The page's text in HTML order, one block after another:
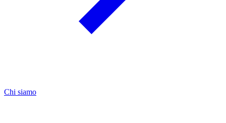
Chi siamo